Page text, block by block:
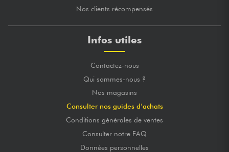
Nos clients récompensés
Infos utiles
Contactez-nous
Qui sommes-nous ?
Nos magasins
Consulter nos guides d’achats
Conditions générales de ventes
Consulter notre FAQ
Données personnelles